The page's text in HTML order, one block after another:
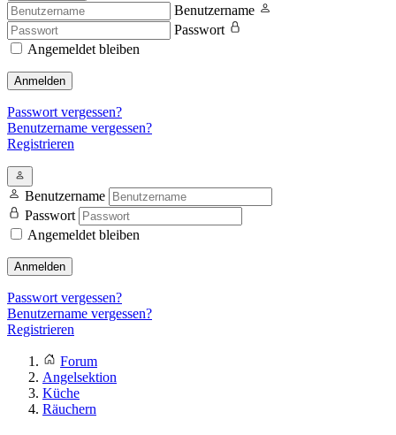
Benutzername
Passwort
Angemeldet bleiben
Anmelden
Passwort vergessen?
Benutzername vergessen?
Registrieren
Benutzername
Passwort
Angemeldet bleiben
Anmelden
Passwort vergessen?
Benutzername vergessen?
Registrieren
Forum
Angelsektion
Küche
Räuchern